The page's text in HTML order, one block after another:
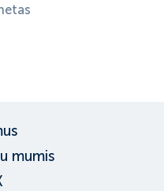
mumis